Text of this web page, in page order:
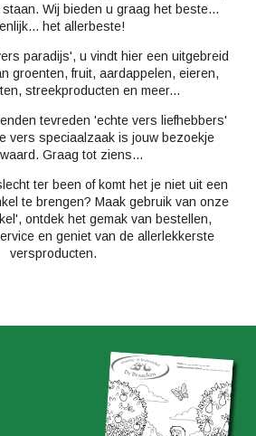
Wij bieden u graag het beste...
het allerbeste!
paradijs', u vindt hier een uitgebreid
groenten, fruit, aardappelen, eieren,
streekproducten en meer...
tevreden 'echte vers liefhebbers'
vers speciaalzaak is jouw bezoekje
Graag tot ziens...
ter been of komt het je niet uit een
te brengen? Maak gebruik van onze
ontdek het gemak van bestellen,
en geniet van de allerlekkerste
versproducten.